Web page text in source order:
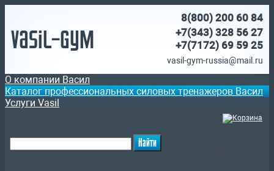
Vasil-Gym
8(800) 200 60 84
+7(343) 328 56 27
+7(7172) 69 59 25
vasil-gym-russia@mail.ru
О компании Васил
Каталог профессиональных силовых тренажеров Васил
Услуги Vasil